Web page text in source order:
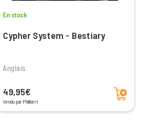
En stock
Cypher System - Bestiary
Anglais
49,95€
Vendu par Philibert
Ajouter au panier